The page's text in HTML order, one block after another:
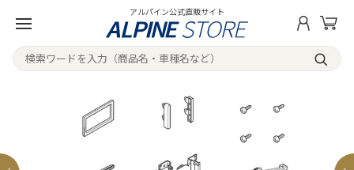
アルパイン公式直販サイト